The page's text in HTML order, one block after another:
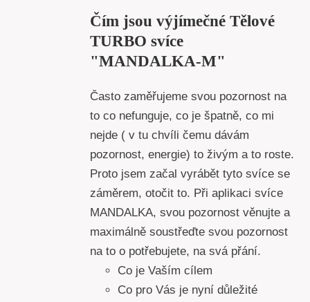
Čím jsou výjímečné Tělové
TURBO svíce
"MANDALKA-M"
Často zaměřujeme svou pozornost na
to co nefunguje, co je špatně, co mi
nejde ( v tu chvíli čemu dávám
pozornost, energie) to živým a to roste.
Proto jsem začal vyrábět tyto svíce se
záměrem, otočit to. Při aplikaci svíce
MANDALKA, svou pozornost věnujte a
maximálně soustřeďte svou pozornost
na to o potřebujete, na svá přání.
Co je Vaším cílem
Co pro Vás je nyní důležité